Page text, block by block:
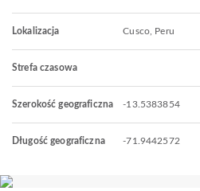
Lokalizacja Cusco, Peru
Strefa czasowa
Szerokość geograficzna -13.5383854
Długość geograficzna -71.9442572